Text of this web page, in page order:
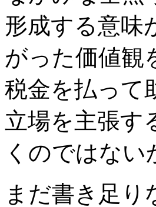
形成する意味
がった価値観
税金を払って
立場を主張す
くのではな
まだ書き足り